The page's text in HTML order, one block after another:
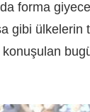
forma
gibi
konuşulan